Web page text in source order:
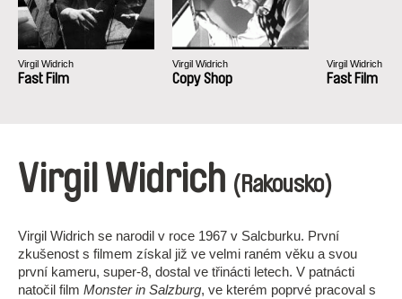
Virgil Widrich
Fast Film
Virgil Widrich
Copy Shop
Virgil Widrich
Fast Film
Virgil Widrich (Rakousko)
Virgil Widrich se narodil v roce 1967 v Salcburku. První
zkušenost s filmem získal již ve velmi raném věku a svou
první kameru, super-8, dostal ve třinácti letech. V patnácti
natočil film Monster in Salzburg, ve kterém poprvé pracoval s